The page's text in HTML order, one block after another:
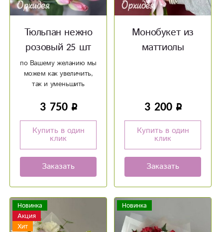
Тюльпан нежно
розовый 25 шт
по Вашему желанию мы
можем как увеличить,
так и уменьшить
Успевайте сделать
предложению до 6
марта. Оформить заказ
Вы можете уже сейчас
- доставим 8 марта.
3 750
Купить в один
клик
Заказать
Монобукет из
маттиолы
3 200
Купить в один
клик
Заказать
Новинка
Акция
Хит
Новинка